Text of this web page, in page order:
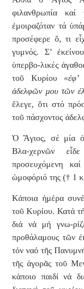
φιλανθρωπία
ἐμοιραζόταν τά
προσέφερε ὅ, τι
γυμνός. Σ’
ὑπερβο-λικές
τοῦ Κυρίου
ἀδελφῶν μου τῶν
ἔλεγε, ὅτι στό
τοῦ πάσχοντος
Ὁ Ἅγιος, σέ μία
Βλα-χερνῶν
προσευχόμενη
ὠμοφόριό της († 1
Κάποια ἡμέρα
τοῦ Κυρίου. Κατά
διά νά μή γνω-
προθάλαμους τῶν
τόν ναό τῆς
τῆς ἀγορᾶς τοῦ
κάποιο παιδί νά